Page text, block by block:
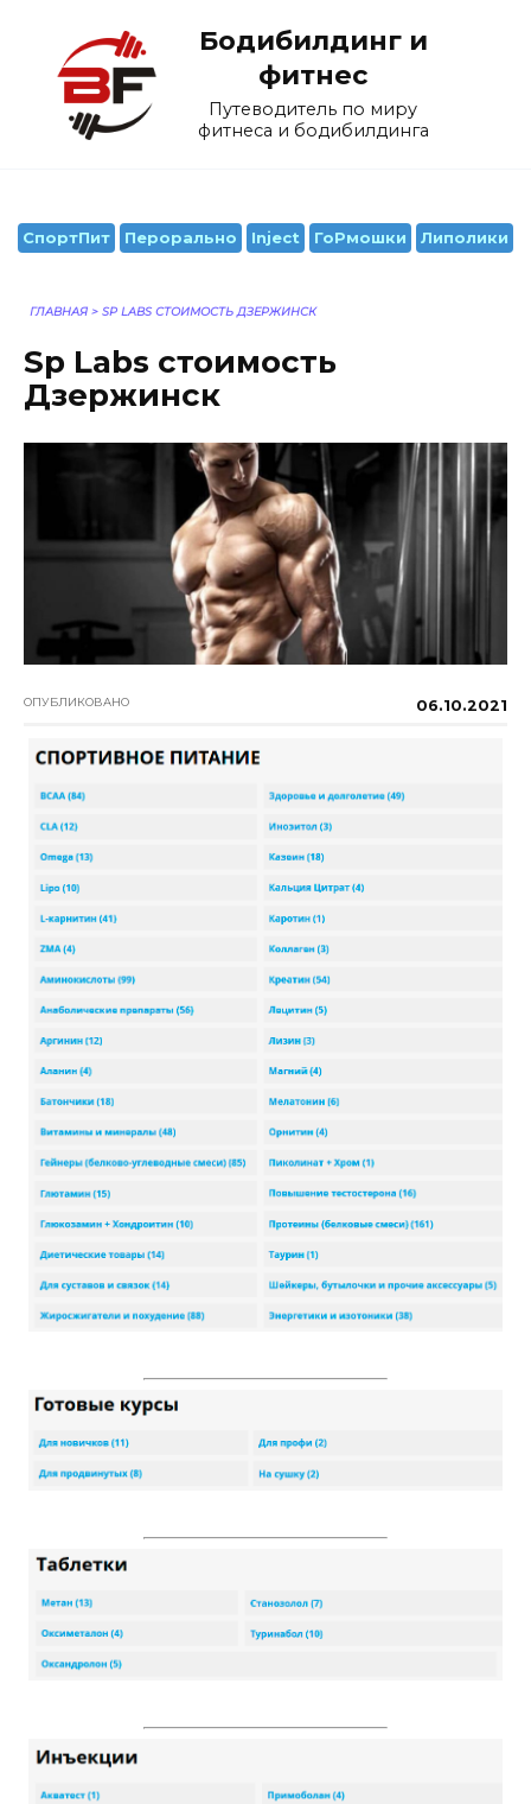
содержанию
Бодибилдинг и
фитнес
Путеводитель по миру
фитнеса и бодибилдинга
СпортПит Перорально Inject ГоРмошки Липолики
ГЛАВНАЯ > SP LABS СТОИМОСТЬ ДЗЕРЖИНСК
Sp Labs стоимость
Дзержинск
ОПУБЛИКОВАНО 06.10.2021